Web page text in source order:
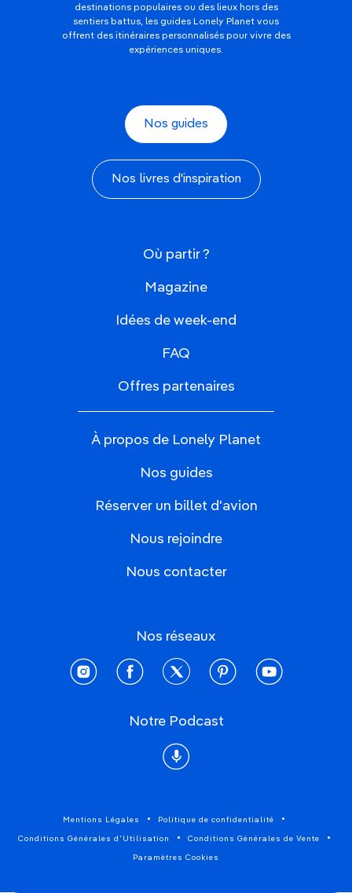
destinations populaires ou des lieux hors des
sentiers battus, les guides Lonely Planet vous
offrent des itinéraires personnalisés pour vivre des
expériences uniques.
Nos guides
Nos livres d'inspiration
Où partir ?
Magazine
Idées de week-end
FAQ
Offres partenaires
À propos de Lonely Planet
Nos guides
Réserver un billet d'avion
Nous rejoindre
Nous contacter
Nos réseaux
instagramfacebooktwitter pinterestyoutube
Notre Podcast
Podcast
Mentions Légales Politique de confidentialité
Conditions Générales d'Utilisation Conditions Générales de Vente
Paramètres Cookies